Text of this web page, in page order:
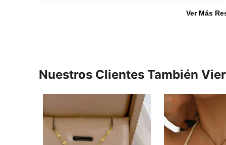
Ver Más
Nuestros Clientes También